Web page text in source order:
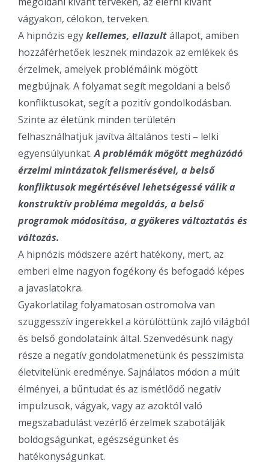
vágyakon, célokon, terveken.
A hipnózis egykellemes, ellazultállapot, amiben
hozzáférhetőek lesznek mindazok az emlékek és
érzelmek, amelyek problémáink mögött
megbújnak. A folyamat segít megoldani a belső
konfliktusokat, segít a pozitív gondolkodásban.
Szinte az életünk minden területén
felhasználhatjuk javítva általános testi – lelki
egyensúlyunkat.A problémák mögött meghúzódó
érzelmi mintázatok felismerésével, a belső
konfliktusok megértésével lehetségessé válik a
konstruktív probléma megoldás, a belső
programok módosítása, a gyökeres változtatás és
változás.
A hipnózis módszere azért hatékony, mert, az
emberi elme nagyon fogékony és befogadó képes
a javaslatokra.
Gyakorlatilag folyamatosan ostromolva van
szuggesszív ingerekkel a körülöttünk zajló világból
és belső gondolataink által. Szenvedésünk nagy
része a negatív gondolatmenetünk és pesszimista
életvitelünk eredménye. Sajnálatos módon a múlt
élményei, a bűntudat és az ismétlődő negatív
impulzusok, vágyak, vagy az azoktól való
megszabadulást vezérlő érzelmek szabotálják
boldogságunkat, egészségünket és
hatékonyságunkat.